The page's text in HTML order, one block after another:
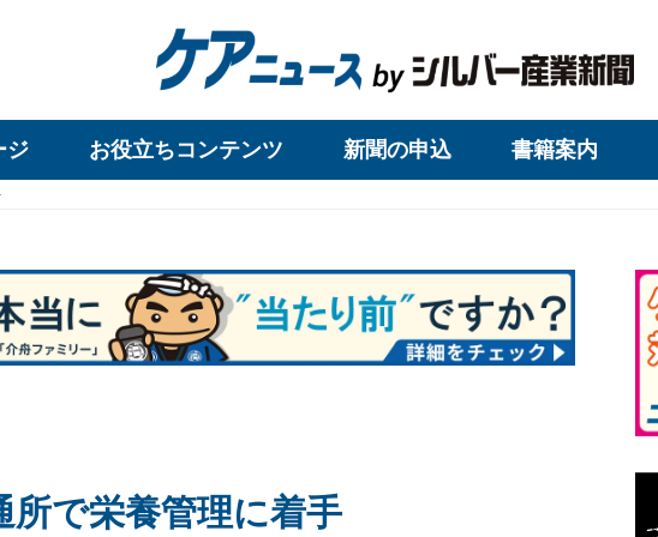
ジ お役立ちコンテンツ 新聞の申込 書籍案内
所で栄養管理に着手